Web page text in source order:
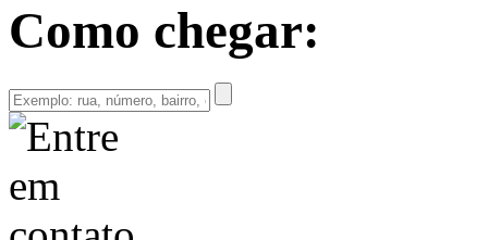
Como chegar: